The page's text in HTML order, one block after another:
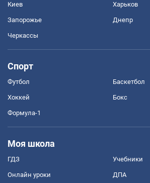
Киев Харьков
Запорожье Днепр
Черкассы
Спорт
Футбол Баскетбол
Хоккей Бокс
Формула-1
Моя школа
ГДЗ Учебники
Онлайн уроки ДПА